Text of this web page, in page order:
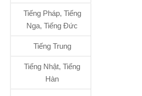
Tiếng Pháp, Tiếng
Nga, Tiếng Đức
Tiếng Trung
Tiếng Nhật, Tiếng
Hàn